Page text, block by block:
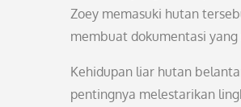
Zoey memasuki hutan
membuat dokumentasi
Kehidupan liar hutan
pentingnya melestarikan